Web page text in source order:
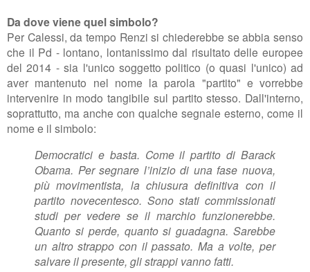
Da dove viene quel simbolo?
Per Calessi, da tempo Renzi si chiederebbe se abbia senso
che il Pd - lontano, lontanissimo dal risultato delle europee
del 2014 - sia l'unico soggetto politico (o quasi l'unico) ad
aver mantenuto nel nome la parola "partito" e vorrebbe
intervenire in modo tangibile sul partito stesso. Dall'interno,
soprattutto, ma anche con qualche segnale esterno, come il
nome e il simbolo:
Democratici e basta. Come il partito di Barack
Obama. Per segnare l’inizio di una fase nuova,
più movimentista, la chiusura definitiva con il
partito novecentesco. Sono stati commissionati
studi per vedere se il marchio funzionerebbe.
Quanto si perde, quanto si guadagna. Sarebbe
un altro strappo con il passato. Ma a volte, per
salvare il presente, gli strappi vanno fatti.